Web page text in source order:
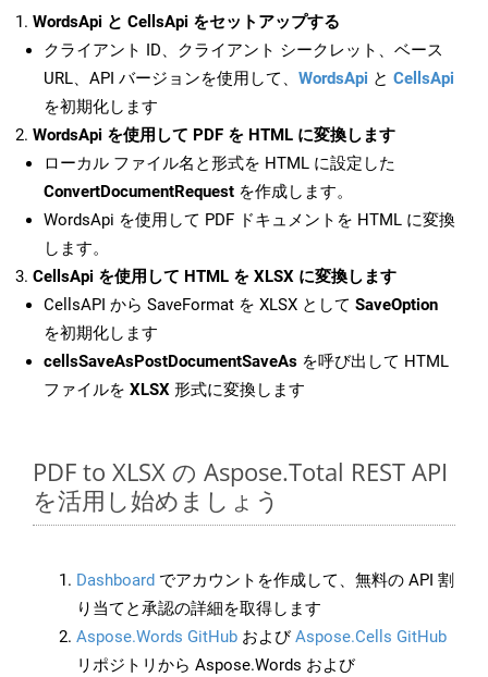
WordsApi と CellsApi をセットアップする
クライアント ID、クライアント シークレット、ベース
URL、API バージョンを使用して、 WordsApi と CellsApi
を初期化します
WordsApi を使用して PDF を HTML に変換します
ローカル ファイル名と形式を HTML に設定した
ConvertDocumentRequest を作成します。
WordsApi を使用して PDF ドキュメントを HTML に変換
します。
CellsApi を使用して HTML を XLSX に変換します
CellsAPI から SaveFormat を XLSX として SaveOption
を初期化します
cellsSaveAsPostDocumentSaveAs を呼び出して HTML
ファイルを XLSX 形式に変換します
PDF to XLSX の Aspose.Total REST API
を活用し始めましょう
Dashboard でアカウントを作成して、無料の API 割
り当てと承認の詳細を取得します
Aspose.Words GitHub およびAspose.Cells GitHub
リポジトリから Aspose.Words および